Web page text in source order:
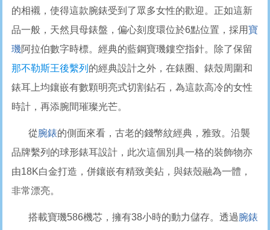
的相襯，使得這款腕錶受到了眾多女性的歡迎。正如這新
品一般，天然貝母錶盤，偏心刻度環位於6點位置，採用寶
璣阿拉伯數字時標。經典的藍鋼寶璣鏤空指針。除了保留
那不勒斯王後繫列 的經典設計之外，在錶圈、錶殼周圍和
錶耳上均鑲嵌有數顆明亮式切割鉆石，為這款高冷的女性
時計，再添腕間璀璨光芒。
從腕錶的側面來看，古老的錢幣紋經典，雅致。沿襲
品牌繫列的球形錶耳設計，此次這個別具一格的裝飾物亦
由18K白金打造，併鑲嵌有精致美鉆，與錶殼融為一體，
非常漂亮。
搭載寶璣586機芯，擁有38小時的動力儲存。透過腕錶